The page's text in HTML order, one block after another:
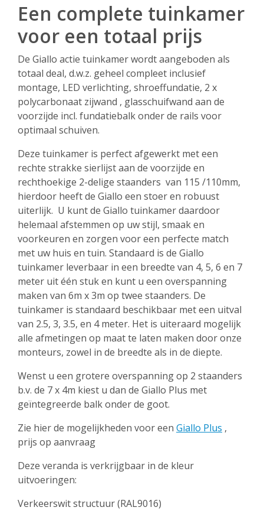
Een complete tuinkamer
voor een totaal prijs
De Giallo actie tuinkamer wordt aangeboden als
totaal deal, d.w.z. geheel compleet inclusief
montage, LED verlichting, shroeffundatie, 2 x
polycarbonaat zijwand , glasschuifwand aan de
voorzijde incl. fundatiebalk onder de rails voor
optimaal schuiven.
Deze tuinkamer is perfect afgewerkt met een
rechte strakke sierlijst aan de voorzijde en
rechthoekige 2-delige staanders van 115 /110mm,
hierdoor heeft de Giallo een stoer en robuust
uiterlijk. U kunt de Giallo tuinkamer daardoor
helemaal afstemmen op uw stijl, smaak en
voorkeuren en zorgen voor een perfecte match
met uw huis en tuin. Standaard is de Giallo
tuinkamer leverbaar in een breedte van 4, 5, 6 en 7
meter uit één stuk en kunt u een overspanning
maken van 6m x 3m op twee staanders. De
tuinkamer is standaard beschikbaar met een uitval
van 2.5, 3, 3.5, en 4 meter. Het is uiteraard mogelijk
alle afmetingen op maat te laten maken door onze
monteurs, zowel in de breedte als in de diepte.
Wenst u een grotere overspanning op 2 staanders
b.v. de 7 x 4m kiest u dan de Giallo Plus met
geïntegreerde balk onder de goot.
Zie hier de mogelijkheden voor een Giallo Plus ,
prijs op aanvraag
Deze veranda is verkrijgbaar in de kleur
uitvoeringen:
Verkeerswit structuur (RAL9016)